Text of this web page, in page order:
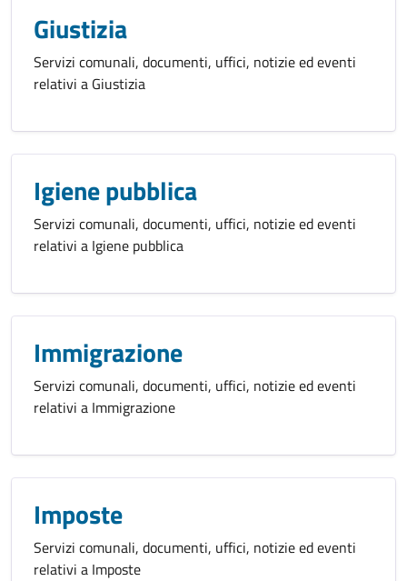
Giustizia
Servizi comunali, documenti, uffici, notizie ed eventi
relativi a Giustizia
Igiene pubblica
Servizi comunali, documenti, uffici, notizie ed eventi
relativi a Igiene pubblica
Immigrazione
Servizi comunali, documenti, uffici, notizie ed eventi
relativi a Immigrazione
Imposte
Servizi comunali, documenti, uffici, notizie ed eventi
relativi a Imposte